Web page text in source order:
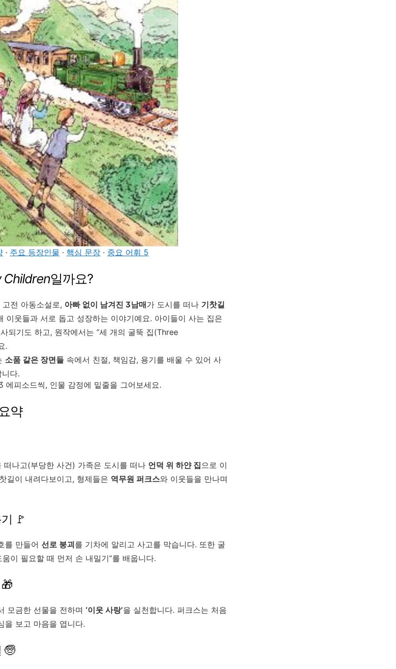
· 주요 등장인물 · 핵심 문장 · 중요 어휘 5
Children일까요?
전 아동소설로, 아빠 없이 남겨진 3남매가 도시를 떠나 기찻길
이웃들과 서로 돕고 성장하는 이야기예요. 아이들이 사는 집은
되기도 하고, 원작에서는 “세 개의 굴뚝 집(Three
.
소품 같은 장면들 속에서 친절, 책임감, 용기를 배울 수 있어 사
다.
에피소드씩, 인물 감정에 밑줄을 그어보세요.
약
떠나고(부당한 사건) 가족은 도시를 떠나 언덕 위 하얀 집으로 이
길이 내려다보이고, 형제들은 역무원 퍼크스와 이웃들을 만나며
🚩
를 만들어 선로 붕괴를 기차에 알리고 사고를 막습니다. 또한 굴
이 필요할 때 먼저 손 내밀기”를 배웁니다.
모금한 선물을 전하며 ‘이웃 사랑’을 실천합니다. 퍼크스는 처음
을 보고 마음을 엽니다.
🧓